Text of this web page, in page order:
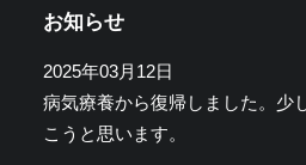
お知らせ
2025年03月12日
病気療養から復帰しました。少
こうと思います。